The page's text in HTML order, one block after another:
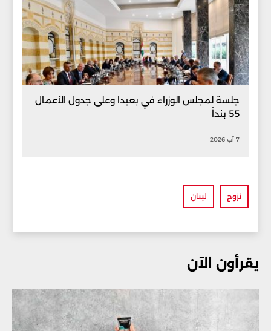
جلسة لمجلس الوزراء في بعبدا وعلى جدول الأعمال
55 بنداً
7 آب 2026
نزوح لبنان
يقرأون الآن